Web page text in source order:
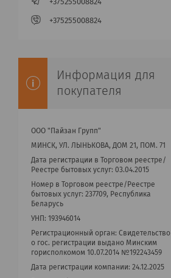
+375255008824
+375255008824
Информация для
покупателя
ООО "Пайзан Групп"
МИНСК, УЛ. ЛЫНЬКОВА, ДОМ 21, ПОМ. 71
Дата регистрации в Торговом реестре/
Реестре бытовых услуг: 03.04.2015
Номер в Торговом реестре/Реестре
бытовых услуг: 237709, Республика
Беларусь
УНП: 193946014
Регистрационный орган: Cвидетельство
о гос. регистрации выдано Минским
горисполкомом 10.07.2014 №192243459
Дата регистрации компании: 24.12.2025